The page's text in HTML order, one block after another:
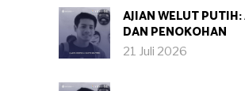
AJIAN WELUT PUTIH:
DAN PENOKOHAN
21 Juli 2026